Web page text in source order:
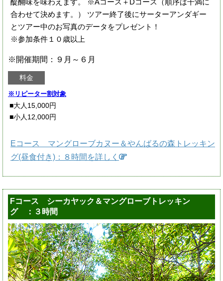
醍醐味を味わえます。 ※Aコース＋Dコース（順序は干満に
合わせて決めます。） ツアー終了後にサーターアンダギー
とツアー中のお写真のデータをプレゼント！
※参加条件１０歳以上
※開催期間：９月～６月
料金
※リピーター割対象
■大人15,000円
■小人12,000円
Eコース マングローブカヌー＆やんばるの森トレッキン
グ(昼食付き)：８時間を詳しく
Fコース シーカヤック＆マングローブトレッキン
グ ：３時間